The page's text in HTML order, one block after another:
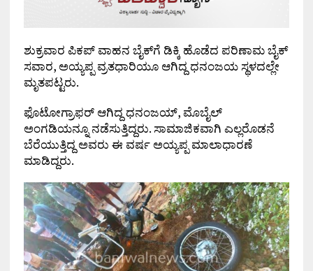
ಶುಕ್ರವಾರ ಪಿಕಪ್ ವಾಹನ ಬೈಕ್‌ಗೆ ಡಿಕ್ಕಿ ಹೊಡೆದ ಪರಿಣಾಮ ಬೈಕ್
ಸವಾರ, ಅಯ್ಯಪ್ಪ ವ್ರತಧಾರಿಯೂ ಆಗಿದ್ದ ಧನಂಜಯ ಸ್ಥಳದಲ್ಲೇ
ಮೃತಪಟ್ಟರು.
ಫೊಟೋಗ್ರಾಫರ್ ಆಗಿದ್ದ ಧನಂಜಯ್, ಮೊಬೈಲ್
ಅಂಗಡಿಯನ್ನೂ ನಡೆಸುತ್ತಿದ್ದರು. ಸಾಮಾಜಿಕವಾಗಿ ಎಲ್ಲರೊಡನೆ
ಬೆರೆಯುತ್ತಿದ್ದ ಅವರು ಈ ವರ್ಷ ಅಯ್ಯಪ್ಪ ಮಾಲಾಧಾರಣೆ
ಮಾಡಿದ್ದರು.